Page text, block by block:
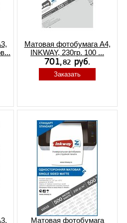
Матовая фотобумага A4,
INKWAY, 230гр. 100 ...
Заказать
Матовая фотобумага